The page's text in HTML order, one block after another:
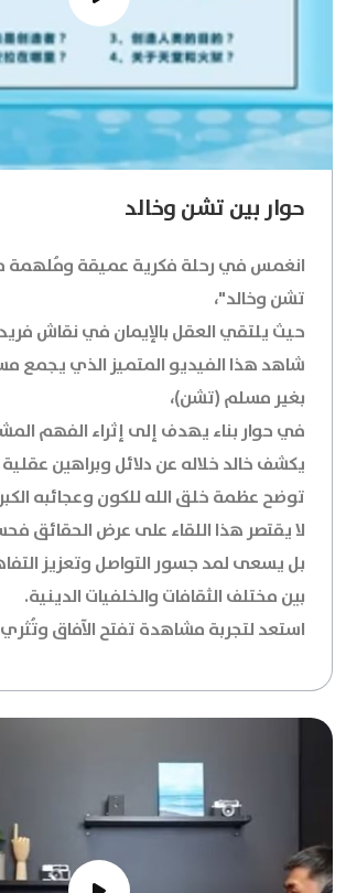
حوار بين تشن وخالد
انغمس في رحلة فكرية عميقة ومُلهمة
تشن وخالد"،
حيث يلتقي العقل بالإيمان في نقاش
شاهد هذا الفيديو المتميز الذي يجمع
بغير مسلم (تشن)،
في حوار بناء يهدف إلى إثراء الفهم
يكشف خالد خلاله عن دلائل وبراهين
توضح عظمة خلق الله للكون وعجائبه
لا يقتصر هذا اللقاء على عرض الحقائق
بل يسعى لمد جسور التواصل وتعزيز
بين مختلف الثقافات والخلفيات الدينية.
استعد لتجربة مشاهدة تفتح الآفاق وتُثري